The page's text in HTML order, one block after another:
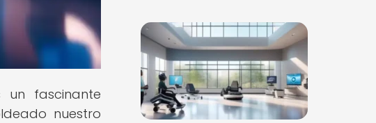
un fascinante
nuestro